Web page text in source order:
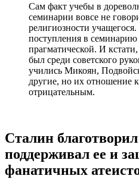
Сам факт учебы в
семинарии вовсе не
религиозности
поступления в семинарию
прагматической. И
был среди советского
учились Микоян,
другие, но их отношение
отрицательным.
Сталин
поддерживал ее и
фанатичных